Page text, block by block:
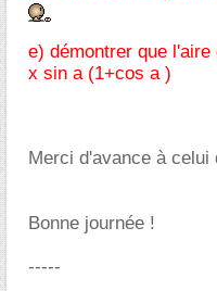
e) démontrer que l'aire
x sin a (1+cos a )
Merci d'avance à celui
Bonne journée !
-----